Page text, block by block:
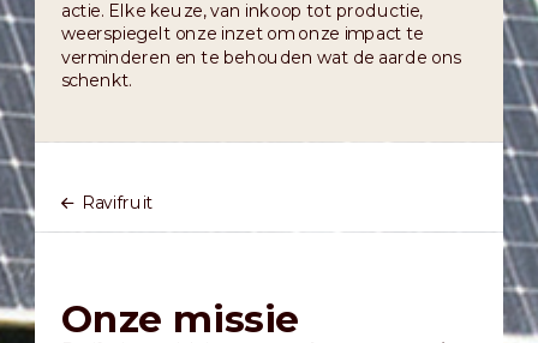
actie. Elke keuze, van inkoop tot productie,
weerspiegelt onze inzet om onze impact te
verminderen en te behouden wat de aarde ons
schenkt.
Ravifruit
Onze missie